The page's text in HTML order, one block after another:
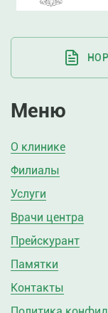
Меню
О клинике
Филиалы
Услуги
Врачи центра
Прейскурант
Памятки
Контакты